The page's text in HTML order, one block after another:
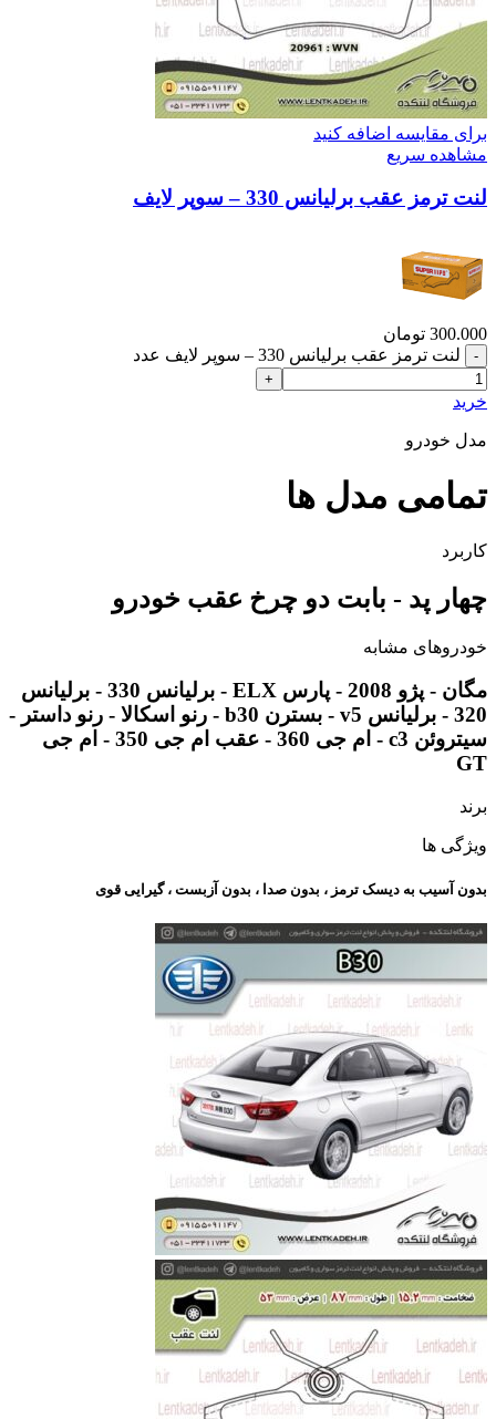
برای مقایسه اضافه کنید
مشاهده سریع
لنت ترمز عقب برلیانس 330 – سوپر لایف
300.000 تومان
لنت ترمز عقب برلیانس 330 – سوپر لایف عدد
خرید
مدل خودرو
تمامی مدل ها
کاربرد
چهار پد - بابت دو چرخ عقب خودرو
خودروهای مشابه
مگان - پژو 2008 - پارس ELX - برلیانس 330 - برلیانس
320 - برلیانس v5 - بسترن b30 - رنو اسکالا - رنو داستر -
سیتروئن c3 - ام جی 360 - عقب ام جی 350 - ام جی
GT
برند
ویژگی ها
بدون آسیب به دیسک ترمز ، بدون صدا ، بدون آزبست ، گیرایی قوی​